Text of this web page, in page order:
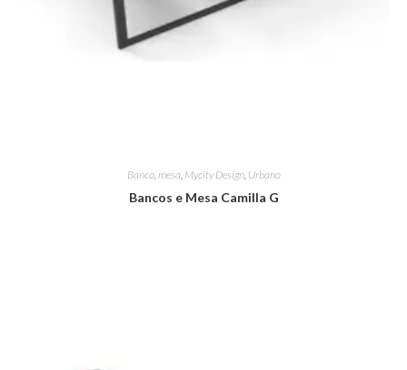
Banco,mesa, Mycity Design, Urbano
Bancos e Mesa Camilla G